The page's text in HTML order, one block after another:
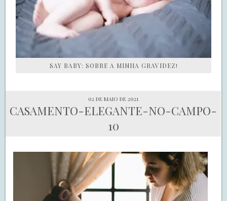
SAY BABY: SOBRE A MINHA GRAVIDEZ!
02 de maio de 2021
CASAMENTO-ELEGANTE-NO-CAMPO-
10